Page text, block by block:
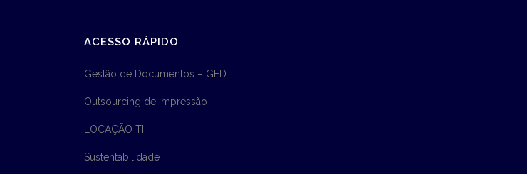
ACESSO RÁPIDO
Gestão de Documentos – GED
Outsourcing de Impressão
LOCAÇÃO TI
Sustentabilidade